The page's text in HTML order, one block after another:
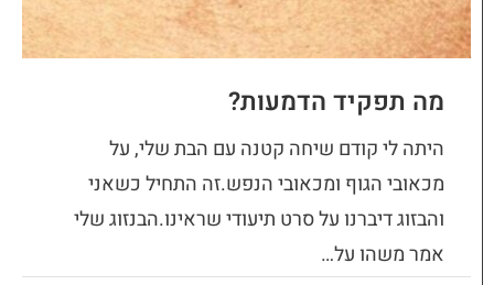
מה תפקיד הדמעות?
היתה לי קודם שיחה קטנה עם הבת שלי, על
מכאובי הגוף ומכאובי הנפש.זה התחיל כשאני
והבזוג דיברנו על סרט תיעודי שראינו.הבנזוג שלי
אמר משהו על…